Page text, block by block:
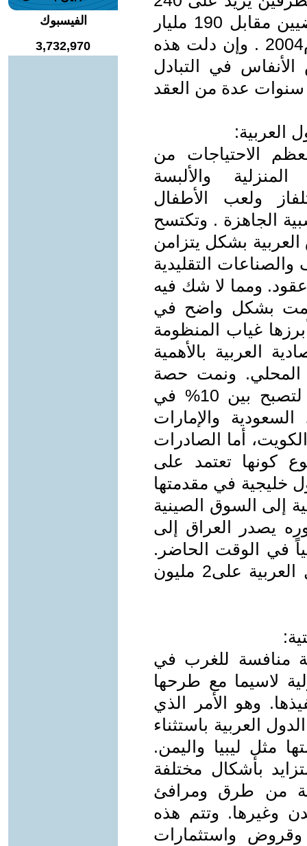
مليار دولار سنوياً خلال العامين الماضيين مقابل 190 مليار
دولار عام 2011 و 40 مليار دولار عام2004 . وإن دلت هذه
في التبادل
إلى 20% خلال سنوات عدة من العقد
العربية:
الاحتياجات من
والألبسة
ولعب الأطفال
الجاهزة . وتكتسح
بشكل يتزامن
التقليدية
عقود. ومما لا شك فيه
بشكل واضح في
غياب المنظومة
العربية بالأهمية
المحلي. ونمت حصة
الصين في فاتورة الواردات العربية لتصبح بين 10% في
و 17% في السعودية والإمارات
والعراق. و 20% في الكويت، أما الصادرات
كونها تعتمد على
خليجية في مقدمتها
إلى السوق الصينية
يصدر العراق إلى
يومياً في الوقت الحاضر.
وزاد عدد السياح الصينيين في الدول العربية على2 مليون
منافسة للغرب في
لاسيما مع طرحها
وهو الأمر الذي
العربية باستثناء
مثل ليبيا واليمن.
بأشكال مختلفة
من طرق ومرافئ
وغيرها. وتتم هذه
واستثمارات
الفيسبوك
3,732,970